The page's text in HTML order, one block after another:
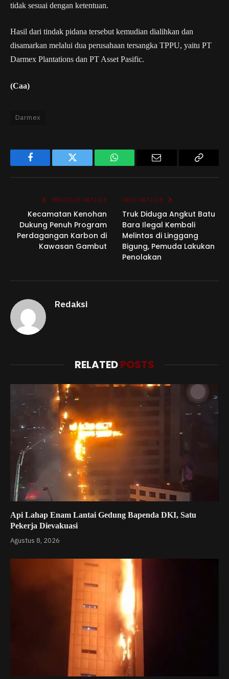
tidak sesuai dengan ketentuan.
Hasil dari tindak pidana tersebut kemudian dialihkan dan
disamarkan melalui dua perusahaan tersangka TPPU, yaitu PT
Darmex Plantations dan PT Asset Pasific.
(Caa)
Darmex
Facebook Twitter WhatsApp Email
Copy
PREVIOUS ARTICLE
Kecamatan Kenohan
Dukung Penuh Program
Perdagangan Karbon di
Kawasan Gambut
NEXT ARTICLE
Truk Diduga Angkut Batu
Bara Ilegal Kembali
Melintas di Linggang
Bigung, Pemuda Lakukan
Penolakan
Redaksi
RELATEDPOSTS
Api Lahap Enam Lantai Gedung Bapenda DKI, Satu
Pekerja Dievakuasi
Agustus 8, 2026